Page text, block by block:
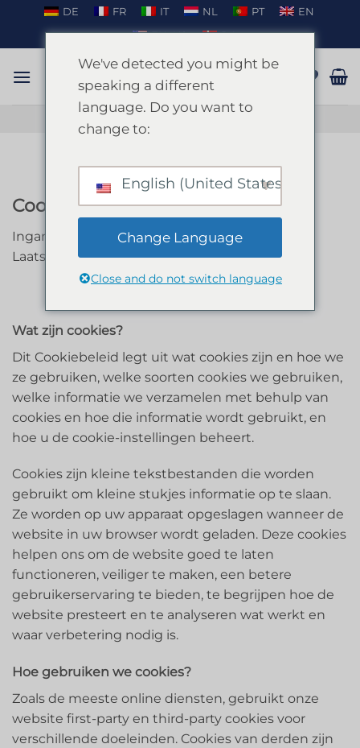
inhoud
DE FR IT NL PT
EN
EN_US
DA
PRATEN OP WHATSAPP
Cookiebeleid
Ingangsdatum: 26-maa-2024
Laatst bijgewerkt: 26-ma-2024
Wat zijn cookies?
Dit Cookiebeleid legt uit wat cookies zijn en hoe we
ze gebruiken, welke soorten cookies we gebruiken,
welke informatie we verzamelen met behulp van
cookies en hoe die informatie wordt gebruikt, en
hoe u de cookie-instellingen beheert.
Cookies zijn kleine tekstbestanden die worden
gebruikt om kleine stukjes informatie op te slaan.
Ze worden op uw apparaat opgeslagen wanneer de
website in uw browser wordt geladen. Deze cookies
helpen ons om de website goed te laten
functioneren, veiliger te maken, een betere
gebruikerservaring te bieden, te begrijpen hoe de
website presteert en te analyseren wat werkt en
waar verbetering nodig is.
Hoe gebruiken we cookies?
Zoals de meeste online diensten, gebruikt onze
website first-party en third-party cookies voor
verschillende doeleinden. Cookies van derden zijn
We've detected you might be
speaking a different
language. Do you want to
change to:
English (United States)
Change Language
Close and do not switch language